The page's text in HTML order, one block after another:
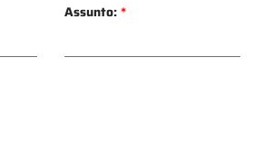
Assunto:*